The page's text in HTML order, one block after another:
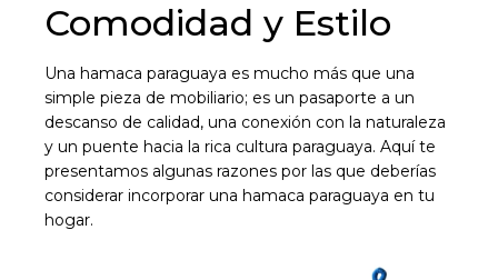
Comodidad y Estilo
Una hamaca paraguaya es mucho más que una
simple pieza de mobiliario; es un pasaporte a un
descanso de calidad, una conexión con la naturaleza
y un puente hacia la rica cultura paraguaya. Aquí te
presentamos algunas razones por las que deberías
considerar incorporar una hamaca paraguaya en tu
hogar.